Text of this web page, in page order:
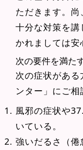
ただきます。
十分な対策を
かれましては安
次の要件を満た
次の症状があ
ンター」にご相
風邪の症状や
いている。
強いだるさ（倦